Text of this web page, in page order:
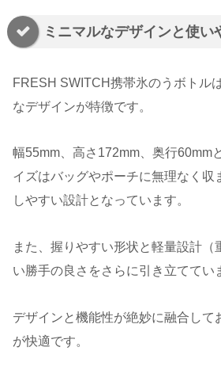
ミニマルなデザインと使い
FRESH SWITCH携帯氷のうボトル
なデザインが特徴です。
幅55mm、高さ172mm、奥行60mm
イズはバッグやポーチに無理なく収
しやすい設計となっています。
また、握りやすい形状と軽量設計（
い勝手の良さをさらに引き立ててい
デザインと機能性が絶妙に融合して
が快適です。